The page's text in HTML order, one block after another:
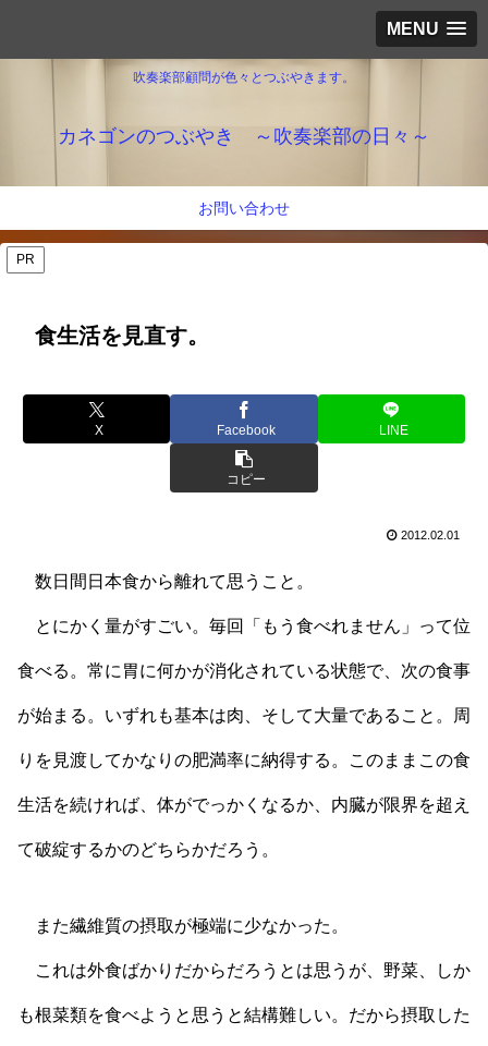
MENU
吹奏楽部顧問が色々とつぶやきます。
カネゴンのつぶやき ～吹奏楽部の日々～
お問い合わせ
PR
食生活を見直す。
X Facebook LINE
コピー
2012.02.01
数日間日本食から離れて思うこと。
とにかく量がすごい。毎回「もう食べれません」って位
食べる。常に胃に何かが消化されている状態で、次の食事
が始まる。いずれも基本は肉、そして大量であること。周
りを見渡してかなりの肥満率に納得する。このままこの食
生活を続ければ、体がでっかくなるか、内臓が限界を超え
て破綻するかのどちらかだろう。
また繊維質の摂取が極端に少なかった。
これは外食ばかりだからだろうとは思うが、野菜、しか
も根菜類を食べようと思うと結構難しい。だから摂取した